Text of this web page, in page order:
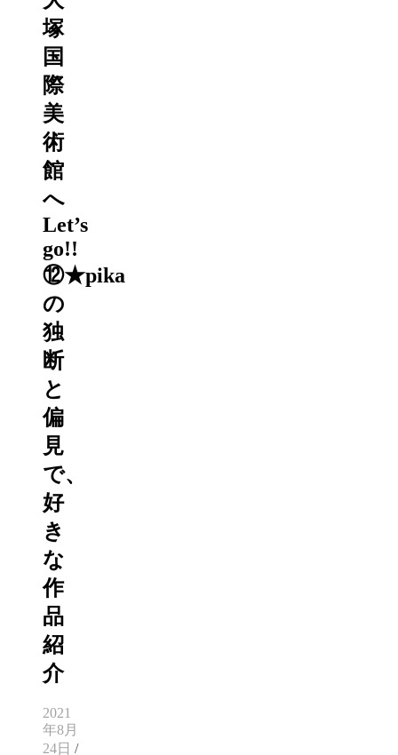
塚
国
際
美
術
館
へ
Let’s
go!!
⑫★pika
の
独
断
と
偏
見
で、
好
き
な
作
品
紹
介
2021
年8月
24日 /